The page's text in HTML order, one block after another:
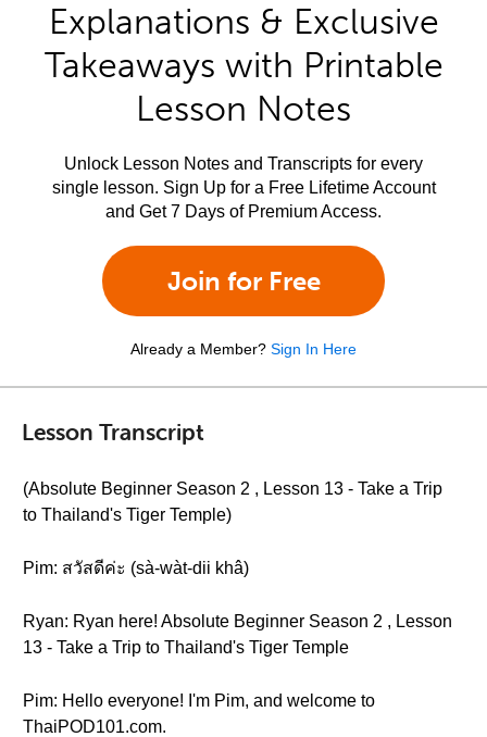
Explanations & Exclusive
Takeaways with Printable
Lesson Notes
Unlock Lesson Notes and Transcripts for every
single lesson. Sign Up for a Free Lifetime Account
and Get 7 Days of Premium Access.
Join for Free
Already a Member? Sign In Here
Lesson Transcript
(Absolute Beginner Season 2 , Lesson 13 - Take a Trip
to Thailand's Tiger Temple)
Pim: สวัสดีค่ะ (sà-wàt-dii khâ)
Ryan: Ryan here! Absolute Beginner Season 2 , Lesson
13 - Take a Trip to Thailand's Tiger Temple
Pim: Hello everyone! I'm Pim, and welcome to
ThaiPOD101.com.